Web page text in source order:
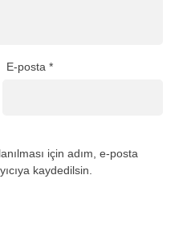
E-posta*
için adım, e-posta
kaydedilsin.